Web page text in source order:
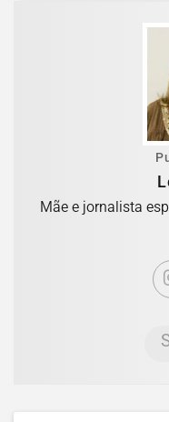
Mãe e jornalista